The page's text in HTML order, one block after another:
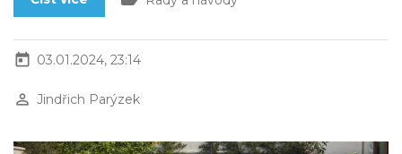
today 03.01.2024, 23:14
perm_identity Jindřich Parýzek